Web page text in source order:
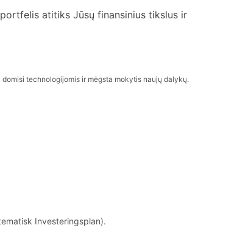
atitiks Jūsų finansinius tikslus ir
technologijomis ir mėgsta mokytis naujų dalykų.
Investeringsplan).